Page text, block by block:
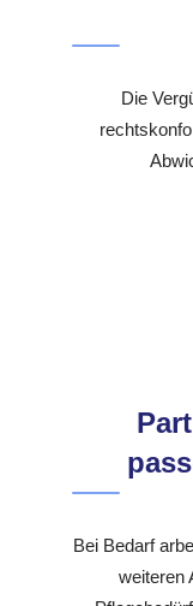
Die
Bei Bedarf
weiteren